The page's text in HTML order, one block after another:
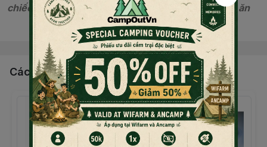
chiếc chảo nhỏ, tăng hiệu quả, giảm thời gian nấu ăn
ngoài tự nhiên!
Đọc thêm nội dung
Các sản phẩm, dịch vụ khác